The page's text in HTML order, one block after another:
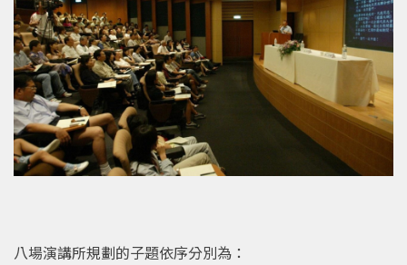
八場演講所規劃的子題依序分別為：